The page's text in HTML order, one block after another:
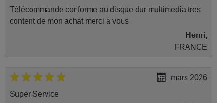
Télécommande conforme au disque dur multimedia tres
content de mon achat merci a vous
Henri,
FRANCE
mars 2026
Super Service